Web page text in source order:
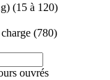
(15 à 120)
(780)
ouvrés